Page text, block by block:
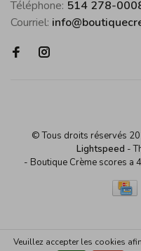
Téléphone: 514 278-
Courriel:
© Tous droits réservés
Lightspeed -
- Boutique Crème scores a
Veuillez accepter les cookies